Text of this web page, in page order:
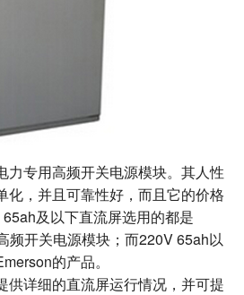
力专用高频开关电源模块。其人性
化，并且可靠性好，而且它的价格
及以下直流屏选用的都是
频开关电源模块；而220V 65ah以
的产品。
供详细的直流屏运行情况，并可提